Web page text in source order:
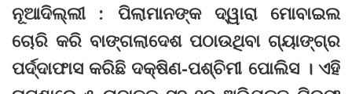
ନୂଆଦିଲ୍ଲୀ : ପିଲାମାନଙ୍କ ଦ୍ୱାରା ମୋବାଇଲ
ଚୋରି କରି ବାଙ୍ଗଲାଦେଶ ପଠାଉଥିବା ଗ୍ୟାଙ୍ଗ୍‌ର
ପର୍ଦ୍ଦାଫାସ କରିଛି ଦକ୍ଷିଣ-ପଶ୍ଚିମୀ ପୋଲିସ । ଏହି